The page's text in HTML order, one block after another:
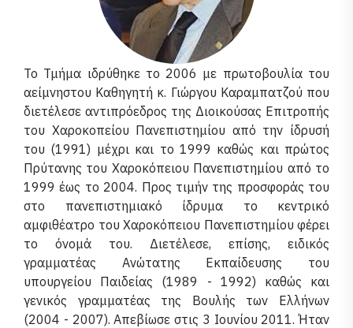
Το Τμήμα ιδρύθηκε το 2006 με πρωτοβουλία του
αείμνηστου Καθηγητή κ. Γιώργου Καραμπατζού που
διετέλεσε αντιπρόεδρος της Διοικούσας Επιτροπής
του Χαροκοπείου Πανεπιστημίου από την ίδρυσή
του (1991) μέχρι και το 1999 καθώς και πρώτος
Πρύτανης του Χαροκόπειου Πανεπιστημίου από το
1999 έως το 2004. Προς τιμήν της προσφοράς του
στο πανεπιστημιακό ίδρυμα το κεντρικό
αμφιθέατρο του Χαροκόπειου Πανεπιστημίου φέρει
το όνομά του. Διετέλεσε, επίσης, ειδικός
γραμματέας Ανώτατης Εκπαίδευσης του
υπουργείου Παιδείας (1989 - 1992) καθώς και
γενικός γραμματέας της Βουλής των Ελλήνων
(2004 - 2007). Απεβίωσε στις 3 Ιουνίου 2011. Ήταν